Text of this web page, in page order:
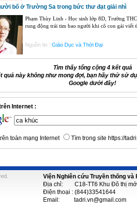
bố ở Trường Sa trong bức thư đạt giải nhì
Phạm Thùy Linh - Học sinh lớp 8D, Trường
rung động trái tim bao người khi cô con gái viết
Nguồn tin : Giáo Dục và Thời Đại
Tìm thấy tổng cộng 4 kết quả
quả này không như mong đợi, bạn hãy thử sử
Google dưới đây!
Internet :
toàn mạng Internet Tìm trong site https://
Viện Nghiên cứu Truyền thống và
Địa chỉ: C18-TT6 Khu Đô thị mới
Điện thoại : (844)33541644
Email: tadri.vn@gmail.com